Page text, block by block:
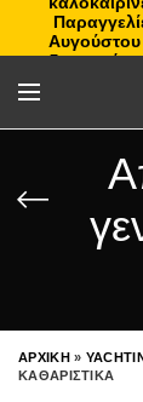
ΑΡΧΙΚΗ»
ΚΑΘΑΡΙΣΤΙΚΑ
Αυγούστου
διακοπών,